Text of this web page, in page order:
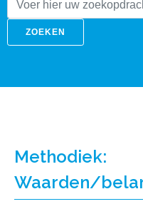
ZOEKEN
Methodiek:
Waarden/